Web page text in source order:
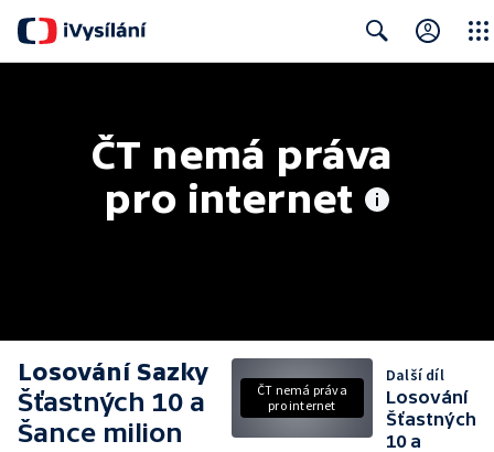
ČT nemá práva
pro internet
Losování Sazky
Šťastných 10 a
Šance milion
ČT nemá práva
pro internet
Další díl
Losování
Šťastných
10 a